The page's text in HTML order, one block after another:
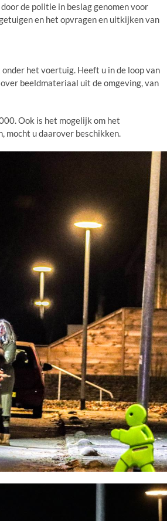
de politie in beslag genomen voor
en het opvragen en uitkijken van
het voertuig. Heeft u in de loop van
beeldmateriaal uit de omgeving, van
Ook is het mogelijk om het
mocht u daarover beschikken.